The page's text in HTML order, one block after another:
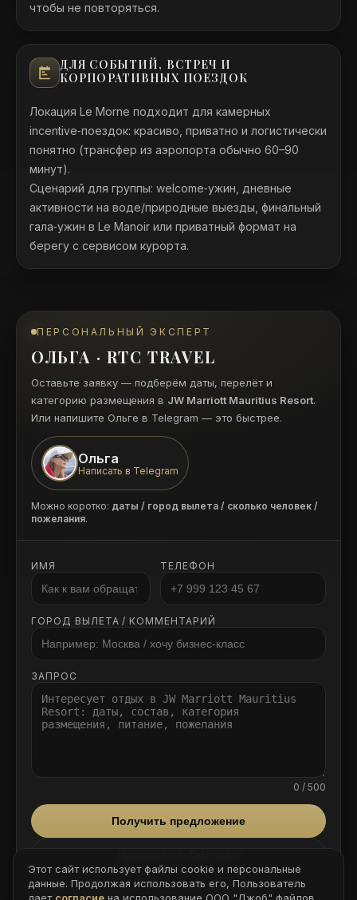
чтобы не повторяться.
ДЛЯ СОБЫТИЙ, ВСТРЕЧ И
КОРПОРАТИВНЫХ ПОЕЗДОК
Локация Le Morne подходит для камерных
incentive‑поездок: красиво, приватно и логистически
понятно (трансфер из аэропорта обычно 60–90
минут).
Сценарий для группы: welcome‑ужин, дневные
активности на воде/природные выезды, финальный
гала‑ужин в Le Manoir или приватный формат на
берегу с сервисом курорта.
ПЕРСОНАЛЬНЫЙ ЭКСПЕРТ
ОЛЬГА · RTC TRAVEL
Оставьте заявку — подберём даты, перелёт и
категорию размещения в JW Marriott Mauritius Resort.
Или напишите Ольге в Telegram — это быстрее.
Ольга
Написать в Telegram
Можно коротко: даты / город вылета / сколько человек /
пожелания.
ИМЯ ТЕЛЕФОН
ГОРОД ВЫЛЕТА / КОММЕНТАРИЙ
ЗАПРОС
0 / 500
Получить предложение
Отправляя форму, вы соглашаетесь на обработку
Этот сайт использует файлы cookie и персональные
данные. Продолжая использовать его, Пользователь